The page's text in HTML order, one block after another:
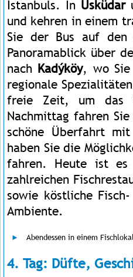
Istanbuls. In Üsküdar
und kehren in einem
Sie der Bus auf den
Panoramablick über
nach Kadýköy, wo Sie
regionale
freie Zeit, um das
Nachmittag fahren
schöne Überfahrt
haben Sie die
fahren. Heute ist es
zahlreichen
sowie köstliche
Ambiente.
Abendessen in einem
4. Tag: Düfte,